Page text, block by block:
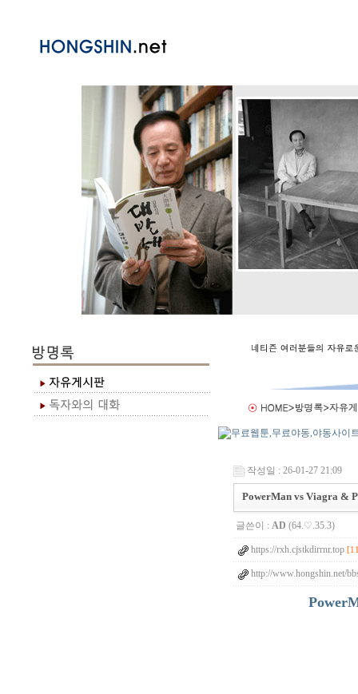
작성일 : 26-01-27 21:09
PowerMan vs Viagra &
글쓴이 : AD (64.♡.35.3)
https://rxh.cjstkdirrnr.top
http://www.hongshin.net/